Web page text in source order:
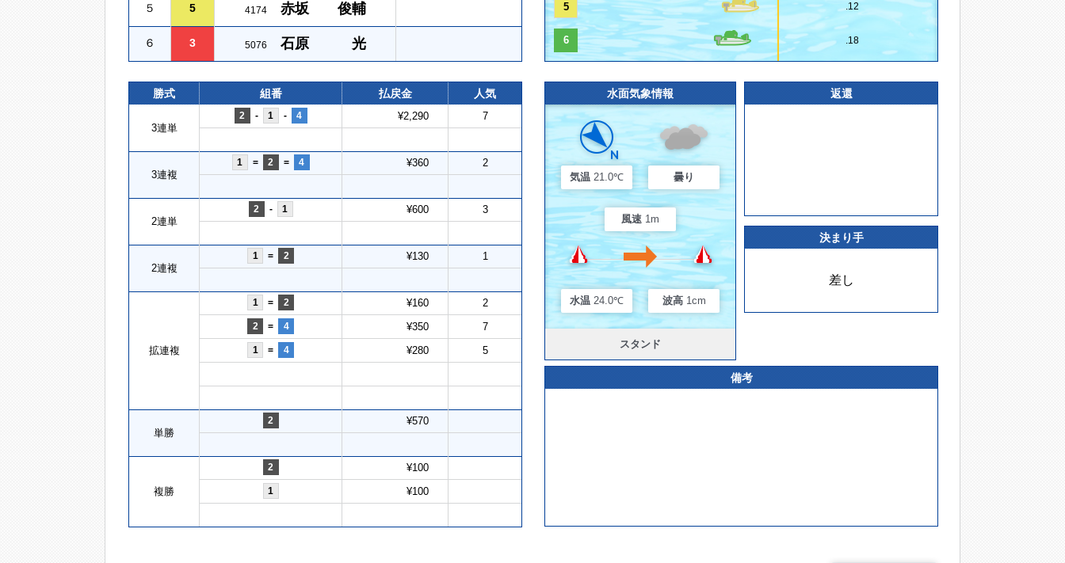
５ 5 4174 赤坂 俊輔
６ 3 5076 石原 光
5 .12
6 .18
勝式 組番 払戻金 人気
3連単
2 - 1 - 4 ¥2,290 7
3連複
1 = 2 = 4 ¥360 2
2連単
2 - 1 ¥600 3
2連複
1 = 2 ¥130 1
拡連複
1 = 2 ¥160 2
2 = 4 ¥350 7
1 = 4 ¥280 5
単勝
2 ¥570
複勝
2 ¥100
1 ¥100
水面気象情報
気温 21.0℃ 曇り
風速 1m
水温 24.0℃ 波高 1cm
スタンド
返還
決まり手
差し
備考